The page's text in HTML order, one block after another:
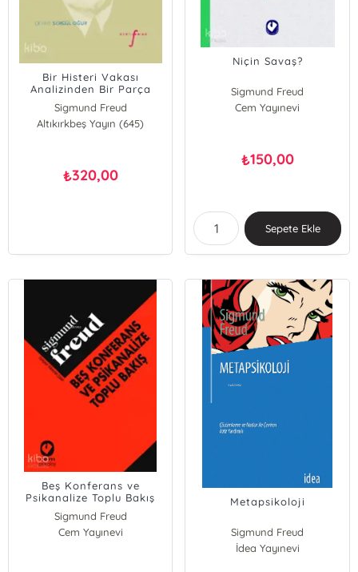
Bir Histeri Vakası
Analizinden Bir Parça
(1905)
Sigmund Freud
Altıkırkbeş Yayın (645)
₺320,00
Niçin Savaş?
Sigmund Freud
Cem Yayınevi
₺150,00
Sepete Ekle
Beş Konferans ve
Psikanalize Toplu Bakış
Sigmund Freud
Cem Yayınevi
Metapsikoloji
Sigmund Freud
İdea Yayınevi